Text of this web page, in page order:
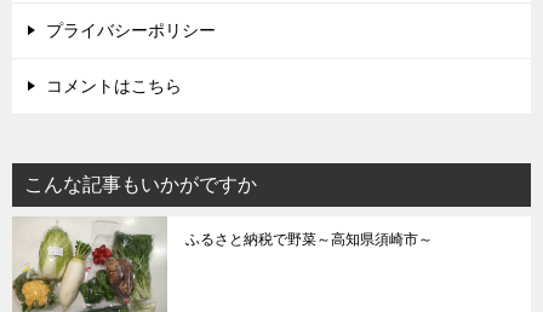
プライバシーポリシー
コメントはこちら
こんな記事もいかがですか
ふるさと納税で野菜～高知県須崎市～